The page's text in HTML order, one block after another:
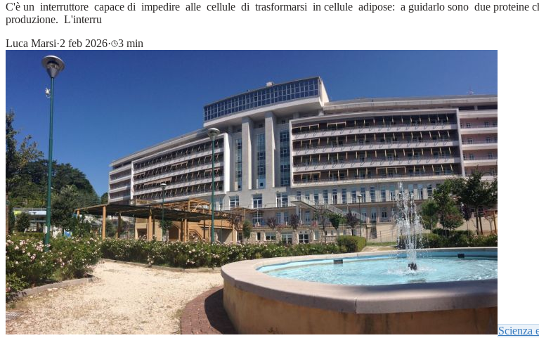
C'è un interruttore capace di impedire alle cellule di trasformarsi in cellule adipose: a guidarlo sono due proteine
produzione. L'interru
Luca Marsi·2 feb 2026· 3 min
Scienza